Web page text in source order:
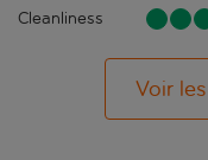
Cleanliness
Voir